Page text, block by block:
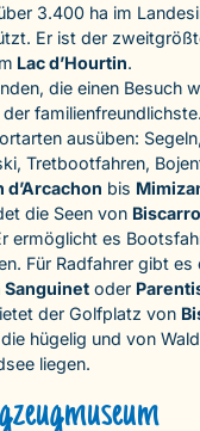
3.400 ha im
Er ist der
Lac d’Hourtin.
die einen Besuch
der
ausüben:
Tretbootfahren,
d’Arcachon bis
die Seen von
ermöglicht es
Für Radfahrer gibt es
Sanguinet oder
der Golfplatz von
hügelig und von
liegen.